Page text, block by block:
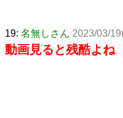
19: 名無しさん 2023/03/
動画見ると残酷よね